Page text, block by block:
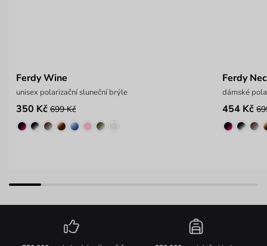
Ferdy Wine
unisex polarizační sluneční brýle
350 Kč 699 Kč
Ferdy
dámské
454 Kč